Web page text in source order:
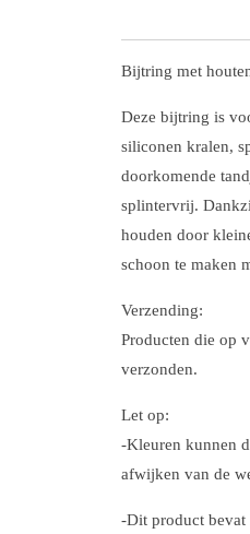
Bijtring met
Deze bijtring is
siliconen kralen,
doorkomende
splintervrij.
houden door
schoon te maken
Verzending:
Producten die op
verzonden.
Let op:
-Kleuren kunnen
afwijken van de
-Dit product